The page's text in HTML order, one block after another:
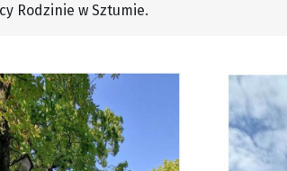
Rodzinie w Sztumie.